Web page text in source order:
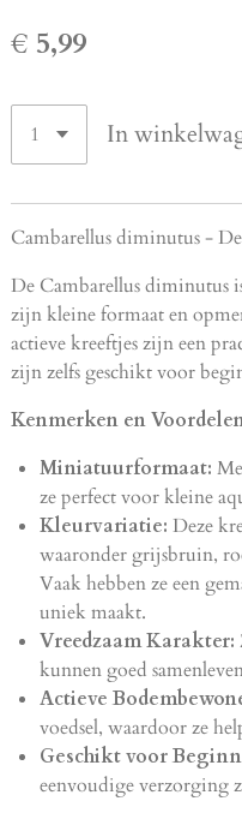
€ 5,99
In
Cambarellus diminutus -
De Cambarellus diminutus
zijn kleine formaat en
actieve kreeftjes zijn een
zijn zelfs geschikt voor
Kenmerken en
Miniatuurformaat:
ze perfect voor kleine
Kleurvariatie: Deze
waaronder grijsbruin,
Vaak hebben ze een
uniek maakt.
Vreedzaam Karakter:
kunnen goed
Actieve
voedsel, waardoor ze
Geschikt voor
eenvoudige verzorging